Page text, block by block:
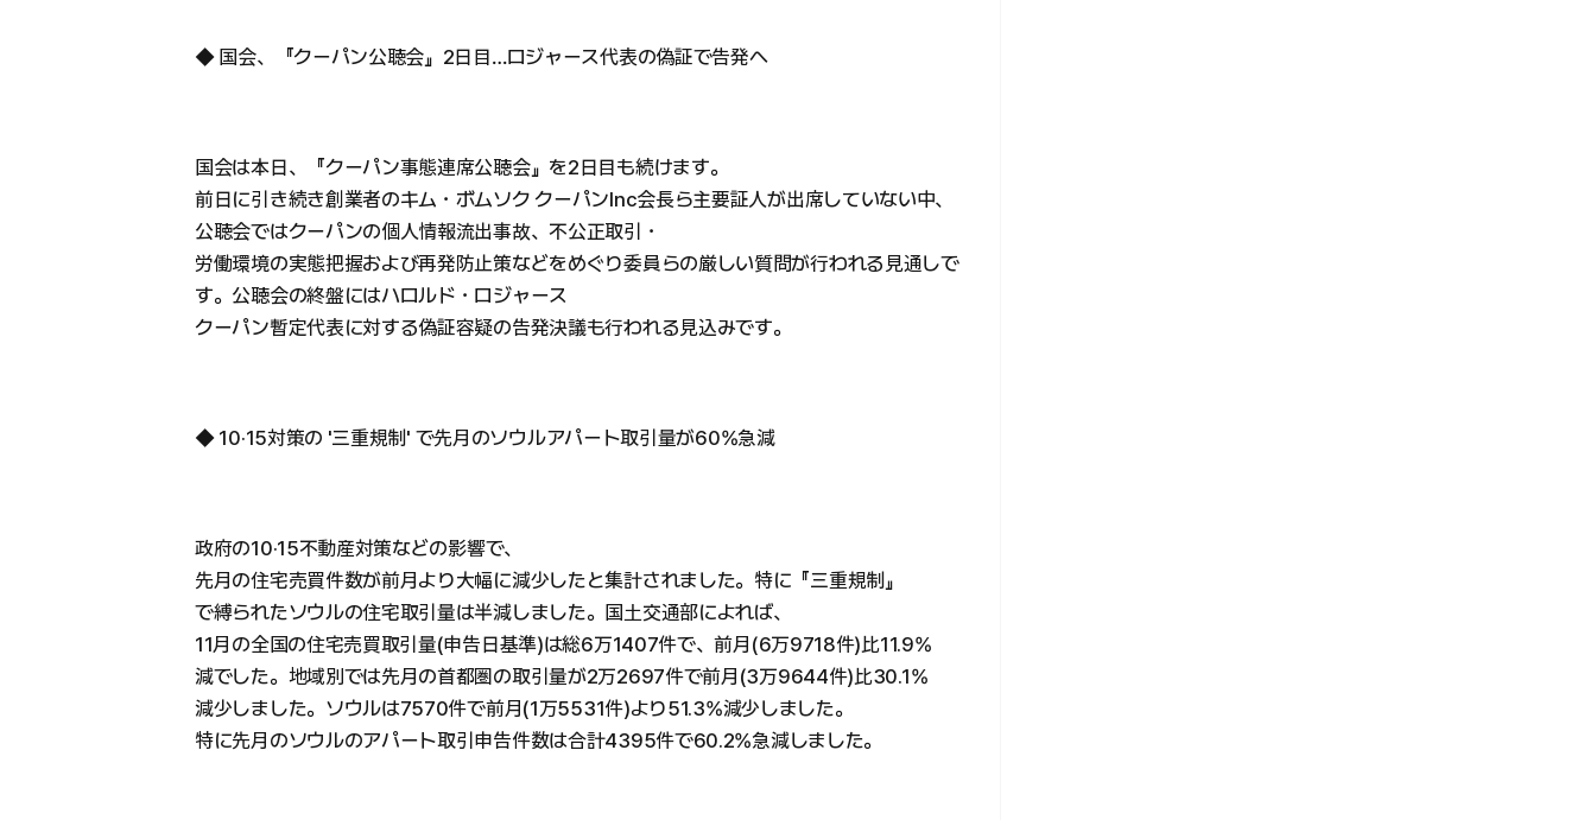
◆ 国会、『クーパン公聴会』2日目…ロジャース代表の偽証で告発へ
国会は本日、『クーパン事態連席公聴会』を2日目も続けます。
前日に引き続き創業者のキム・ボムソク クーパンInc会長ら主要証人が出席していない中、
公聴会ではクーパンの個人情報流出事故、不公正取引・
労働環境の実態把握および再発防止策などをめぐり委員らの厳しい質問が行われる見通しで
す。公聴会の終盤にはハロルド・ロジャース
クーパン暫定代表に対する偽証容疑の告発決議も行われる見込みです。
◆ 10·15対策の '三重規制' で先月のソウルアパート取引量が60%急減
政府の10·15不動産対策などの影響で、
先月の住宅売買件数が前月より大幅に減少したと集計されました。特に『三重規制』
で縛られたソウルの住宅取引量は半減しました。国土交通部によれば、
11月の全国の住宅売買取引量(申告日基準)は総6万1407件で、前月(6万9718件)比11.9%
減でした。地域別では先月の首都圏の取引量が2万2697件で前月(3万9644件)比30.1%
減少しました。ソウルは7570件で前月(1万5531件)より51.3%減少しました。
特に先月のソウルのアパート取引申告件数は合計4395件で60.2%急減しました。